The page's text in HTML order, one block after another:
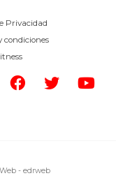
Privacidad
condiciones
- edrweb